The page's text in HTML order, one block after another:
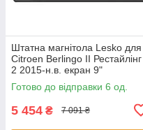
Штатна магнітола Lesko для
Citroen Berlingo II Рестайлінг
2 2015-н.в. екран 9"
1/16Gb/Wi-Fi GPS Optima 6шт
Готово до відправки 6 од.
5 454 ₴ 7 091 ₴